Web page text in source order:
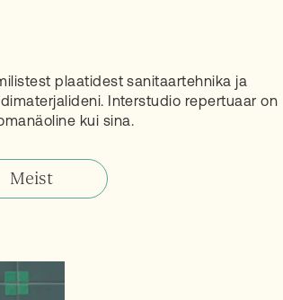
plaatidest sanitaartehnika ja
Interstudio repertuaar on
kui sina.
Meist